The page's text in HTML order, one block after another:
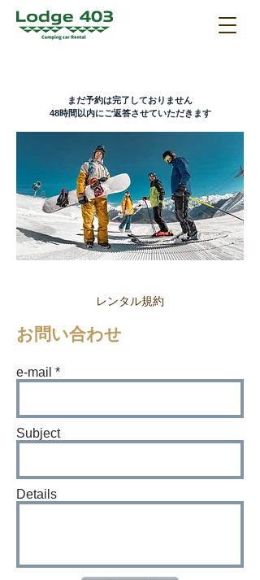
​まだ予約は完了しておりません
48時間以内にご返答させていただきます
レンタル規約
お問い合わせ
e-mail
Subject
Details